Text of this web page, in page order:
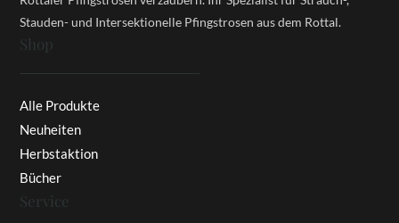
Stauden- und Intersektionelle Pfingstrosen aus dem Rottal.
Shop
Alle Produkte
Neuheiten
Herbstaktion
Bücher
Service